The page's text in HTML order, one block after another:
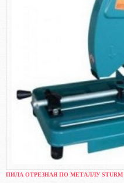
ПИЛА ОТРЕЗНАЯ ПО МЕТАЛЛУ STURM